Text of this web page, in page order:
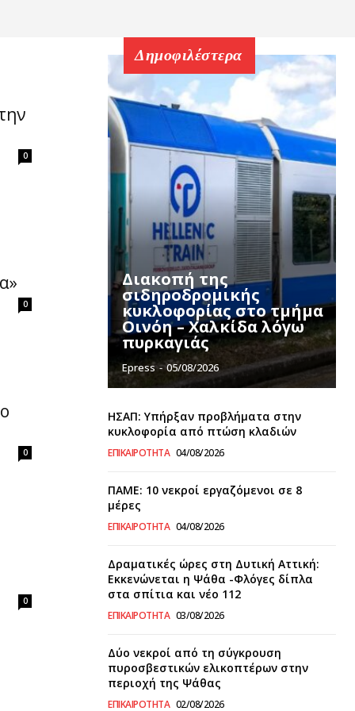
0
0
0
0
Δημοφιλέστερα
Διακοπή της
σιδηροδρομικής
κυκλοφορίας στο τμήμα
Οινόη – Χαλκίδα λόγω
πυρκαγιάς
Epress - 05/08/2026
ΗΣΑΠ: Υπήρξαν προβλήματα στην
κυκλοφορία από πτώση κλαδιών
ΕΠΙΚΑΙΡΌΤΗΤΑ 04/08/2026
ΠΑΜΕ: 10 νεκροί εργαζόμενοι σε 8
μέρες
ΕΠΙΚΑΙΡΌΤΗΤΑ 04/08/2026
Δραματικές ώρες στη Δυτική Αττική:
Εκκενώνεται η Ψάθα -Φλόγες δίπλα
στα σπίτια και νέο 112
ΕΠΙΚΑΙΡΌΤΗΤΑ 03/08/2026
Δύο νεκροί από τη σύγκρουση
πυροσβεστικών ελικοπτέρων στην
περιοχή της Ψάθας
ΕΠΙΚΑΙΡΌΤΗΤΑ 02/08/2026